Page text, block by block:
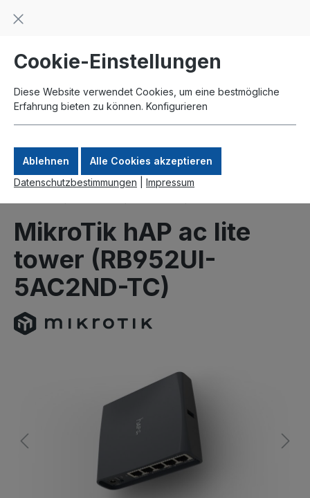
springen
Zahlung per Paypal
MikroTik hAP ac lite
tower (RB952UI-
5AC2ND-TC)
Cookie-Einstellungen
Diese Website verwendet Cookies, um eine bestmögliche
Erfahrung bieten zu können. Konfigurieren
Ablehnen
Alle Cookies akzeptieren
Datenschutzbestimmungen
Impressum